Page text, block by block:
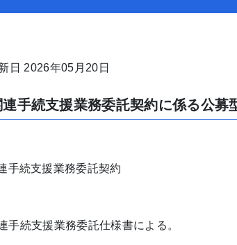
日 2026年05月20日
手続支援業務委託契約に係る公募
手続支援業務委託契約
支援業務委託仕様書による。